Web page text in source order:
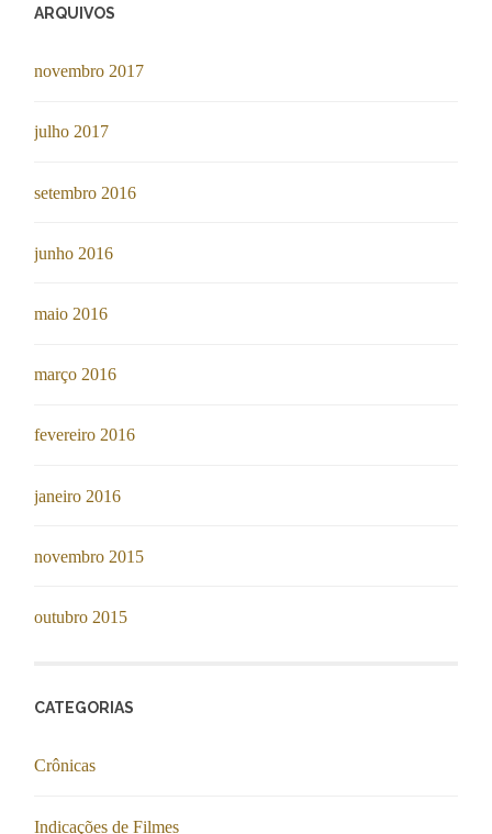
ARQUIVOS
novembro 2017
julho 2017
setembro 2016
junho 2016
maio 2016
março 2016
fevereiro 2016
janeiro 2016
novembro 2015
outubro 2015
CATEGORIAS
Crônicas
Indicações de Filmes